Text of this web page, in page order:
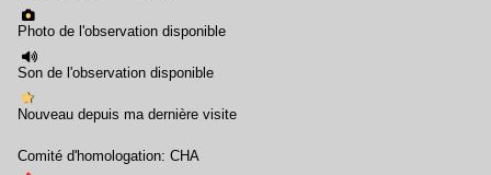
Photo de l'observation disponible
Son de l'observation disponible
Nouveau depuis ma dernière visite
Comité d'homologation: CHA